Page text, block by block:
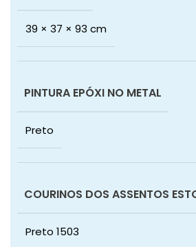
39 × 37 × 93 cm
PINTURA EPÓXI NO METAL
Preto
COURINOS DOS ASSENTOS
Preto 1503